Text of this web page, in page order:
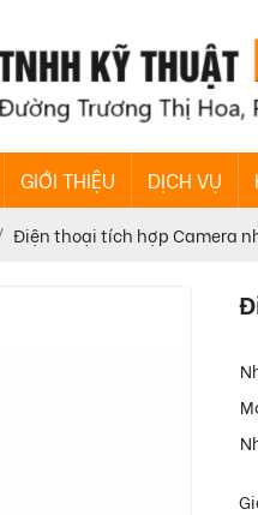
GIỚI THIỆU DỊCH VỤ
Điện thoại tích hợp Camera